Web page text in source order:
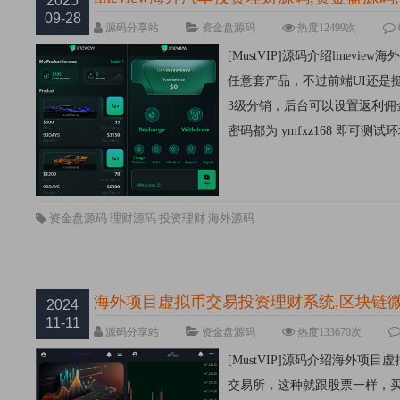
09-28
源码分享站 资金盘源码 热度12499次
[MustVIP]源码介绍lineview海
任意套产品，不过前端UI还是
3级分销，后台可以设置返利
密码都为 ymfxz168 即可测试
资金盘源码 理财源码 投资理财 海外源码
2024
11-11
海外项目虚拟币交易投资理财系统,区块链
源码分享站 资金盘源码 热度133670次
[MustVIP]源码介绍海外项目
交易所，这种就跟股票一样，